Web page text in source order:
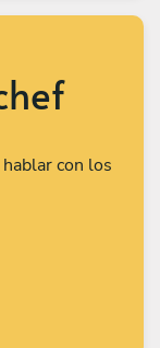
con los